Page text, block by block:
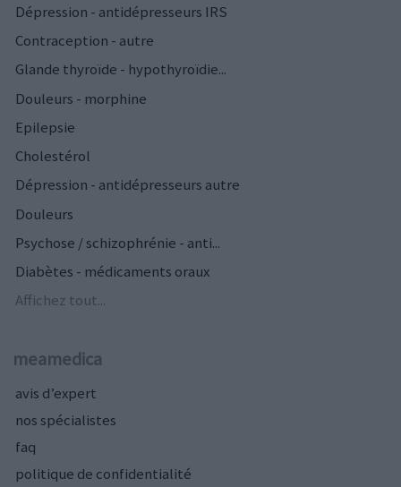
Dépression - antidépresseurs IRS
Contraception - autre
Glande thyroïde - hypothyroïdie...
Douleurs - morphine
Epilepsie
Cholestérol
Dépression - antidépresseurs autre
Douleurs
Psychose / schizophrénie - anti...
Diabètes - médicaments oraux
Affichez tout...
meamedica
avis d’expert
nos spécialistes
faq
politique de confidentialité